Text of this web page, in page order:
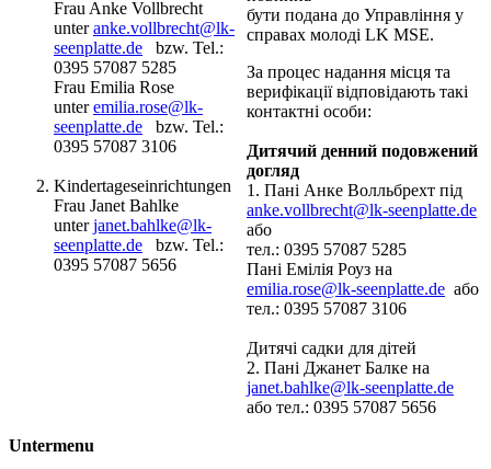
Frau Anke Vollbrecht
unteranke.vollbrecht@lk-
seenplatte.de bzw. Tel.:
0395 57087 5285
Frau Emilia Rose
unteremilia.rose@lk-
seenplatte.de bzw. Tel.:
0395 57087 3106
Kindertageseinrichtungen
Frau Janet Bahlke
unterjanet.bahlke@lk-
seenplatte.de bzw. Tel.:
0395 57087 5656
бути подана до Управління у
справах молоді LK MSE.
За процес надання місця та
верифікації відповідають такі
контактні особи:
Дитячий денний подовжений
догляд
1. Пані Анке Волльбрехт під
anke.vollbrecht@lk-seenplatte.de
або
тел.: 0395 57087 5285
Пані Емілія Роуз на
emilia.rose@lk-seenplatte.de або
тел.: 0395 57087 3106
Дитячі садки для дітей
2. Пані Джанет Балке на
janet.bahlke@lk-seenplatte.de
або тел.: 0395 57087 5656
Untermenu